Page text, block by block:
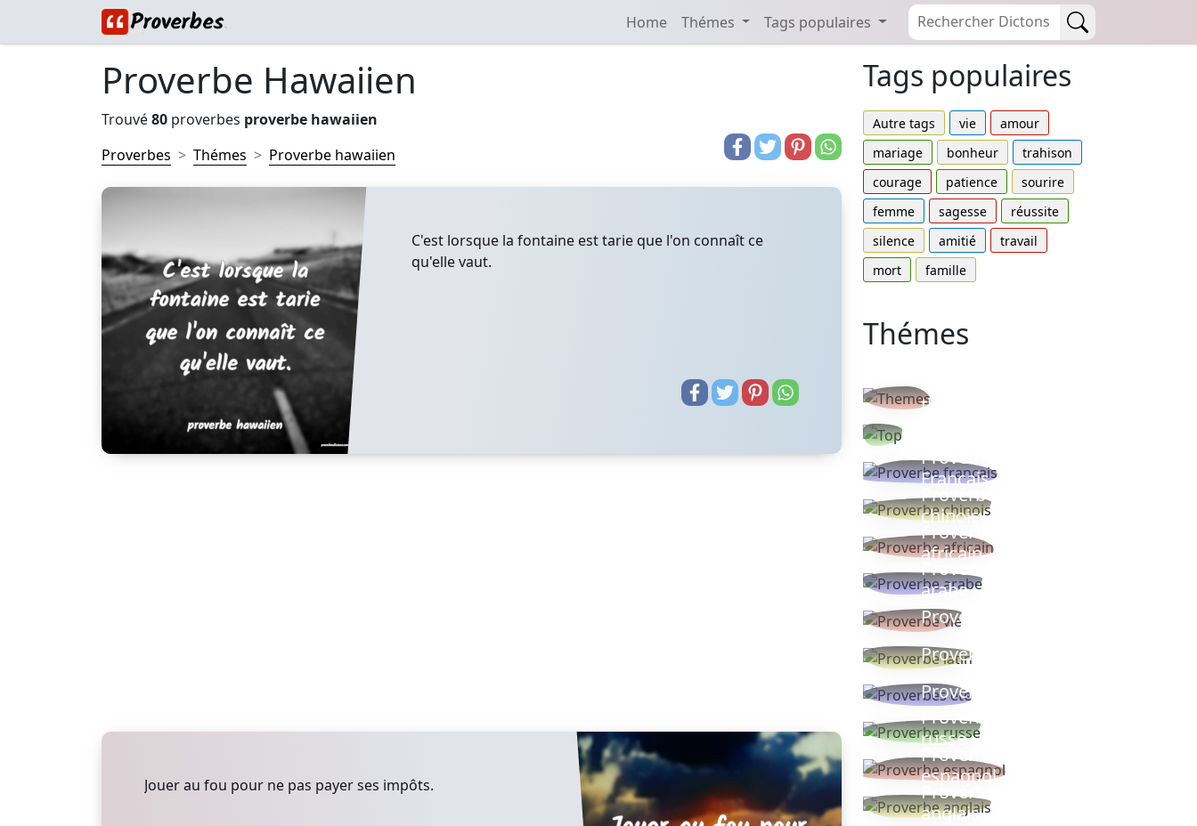
Home Thémes Tags populaires
Proverbe Hawaiien
Trouvé80 proverbes proverbe hawaiien
Proverbes
Thémes Proverbe hawaiien
C'est lorsque la fontaine est tarie que l'on connaît ce
qu'elle vaut.
Jouer au fou pour ne pas payer ses impôts.
Tags populaires
Autre tags vie
amour
mariage
bonheur
trahison
courage
patience
sourire
femme
sagesse
réussite
silence
amitié
travail
mort
famille
Thémes
thèmes
Proverbe
Français
Proverbe
chinois
Proverbe
africain
Proverbe
arabe
Proverbe vie
Proverbe latin
Proverbes ete
Proverbe
russe
Proverbe
espagnol
Proverbe
anglais